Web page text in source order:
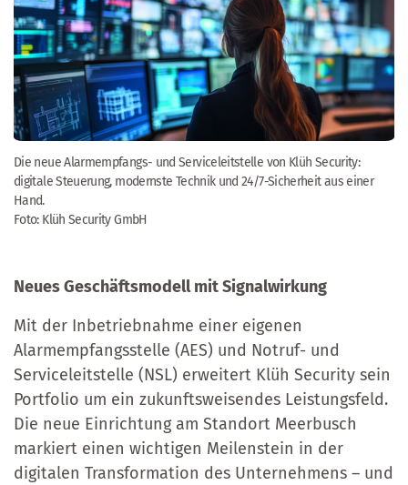
Die neue Alarmempfangs- und Serviceleitstelle von Klüh Security:
digitale Steuerung, modernste Technik und 24/7-Sicherheit aus einer
Hand.
Foto: Klüh Security GmbH
Neues Geschäftsmodell mit Signalwirkung
Mit der Inbetriebnahme einer eigenen
Alarmempfangsstelle (AES) und Notruf- und
Serviceleitstelle (NSL) erweitert Klüh Security sein
Portfolio um ein zukunftsweisendes Leistungsfeld.
Die neue Einrichtung am Standort Meerbusch
markiert einen wichtigen Meilenstein in der
digitalen Transformation des Unternehmens – und